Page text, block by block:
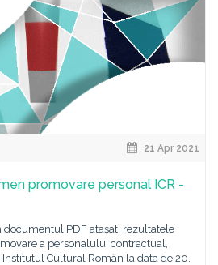
21 Apr 2021
promovare personal ICR -
documentul PDF atașat, rezultatele
a personalului contractual,
Cultural Român la data de 20.